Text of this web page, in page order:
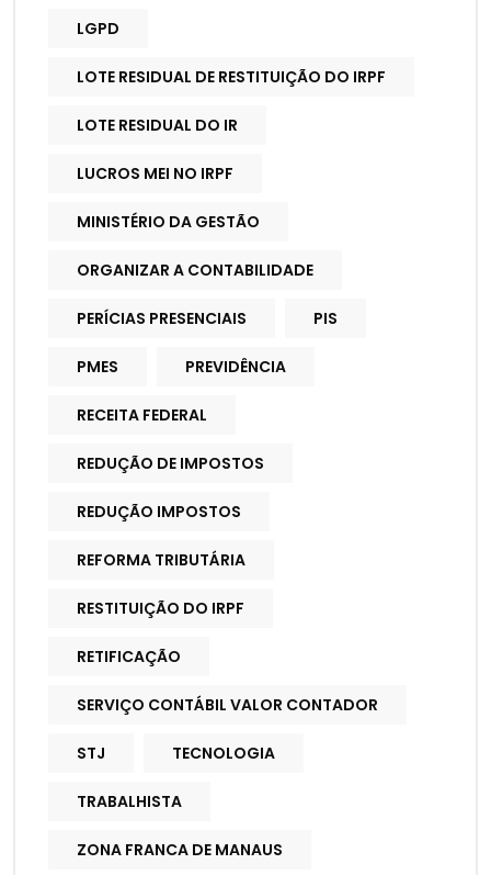
LGPD
LOTE RESIDUAL DE RESTITUIÇÃO DO IRPF
LOTE RESIDUAL DO IR
LUCROS MEI NO IRPF
MINISTÉRIO DA GESTÃO
ORGANIZAR A CONTABILIDADE
PERÍCIAS PRESENCIAIS PIS
PMES PREVIDÊNCIA
RECEITA FEDERAL
REDUÇÃO DE IMPOSTOS
REDUÇÃO IMPOSTOS
REFORMA TRIBUTÁRIA
RESTITUIÇÃO DO IRPF
RETIFICAÇÃO
SERVIÇO CONTÁBIL VALOR CONTADOR
STJ TECNOLOGIA
TRABALHISTA
ZONA FRANCA DE MANAUS